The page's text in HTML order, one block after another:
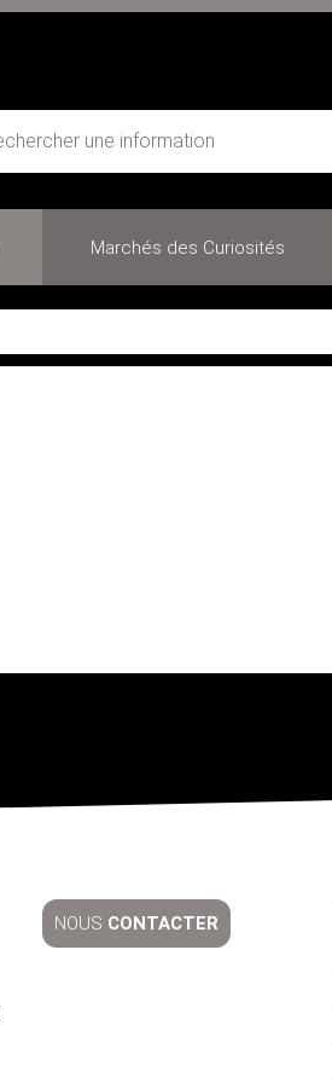
Marchés des Curiosités
NOUS CONTACTER